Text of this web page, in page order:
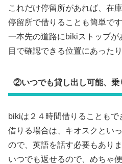
これだけ停留所があれば、在
停留所で借りることも簡単です
一本先の道路にbikiストップ
目で確認できる位置にあったり
②いつでも貸し出し可能、乗
bikiは２４時間借りることもで
借りる場合は、キオスクとい
ので、英語を話す必要もあり
いつでも返せるので、めちゃ